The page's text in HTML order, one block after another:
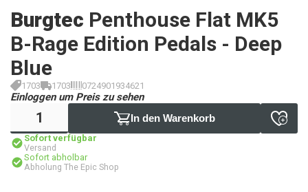
Burgtec Penthouse Flat MK5
B-Rage Edition Pedals - Deep
Blue
1703 1703 0724901934621
Einloggen um Preis zu sehen
In den Warenkorb
Sofort verfügbar
Versand
Sofort abholbar
Abholung The Epic Shop